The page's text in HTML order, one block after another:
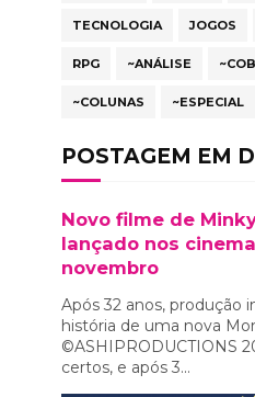
TECNOLOGIA JOGOS
RPG ~ANÁLISE
~COLUNAS ~ESPECIAL
POSTAGEM EM
Novo filme de
lançado nos
novembro
Após 32 anos, produção
história de uma nova
©ASHIPRODUCTIONS
certos, e após 3...